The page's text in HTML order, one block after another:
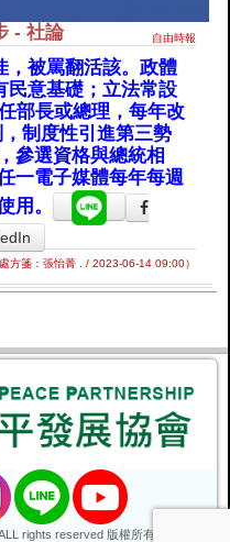
- 社論 自由時報
，被罵翻活該。政體
民意基礎；立法常設
部長或總理，每年改
制度性引進第三勢
參選資格與總統相
一電子媒體每年每週
用。
處方箋：張怡菁 . / 2023-06-14 09:00）
rights reserved 版權所有